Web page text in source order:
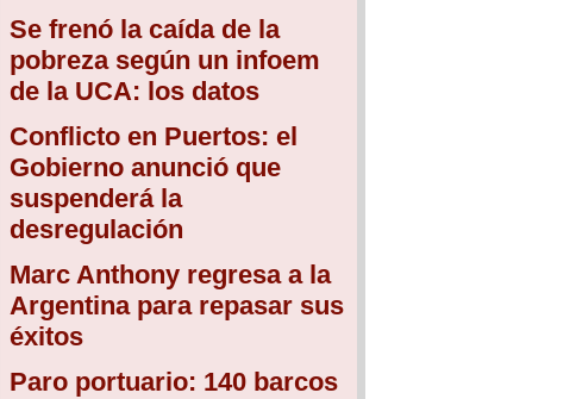
Se frenó la caída de la
pobreza según un infoem
de la UCA: los datos
Conflicto en Puertos: el
Gobierno anunció que
suspenderá la
desregulación
Marc Anthony regresa a la
Argentina para repasar sus
éxitos
Paro portuario: 140 barcos